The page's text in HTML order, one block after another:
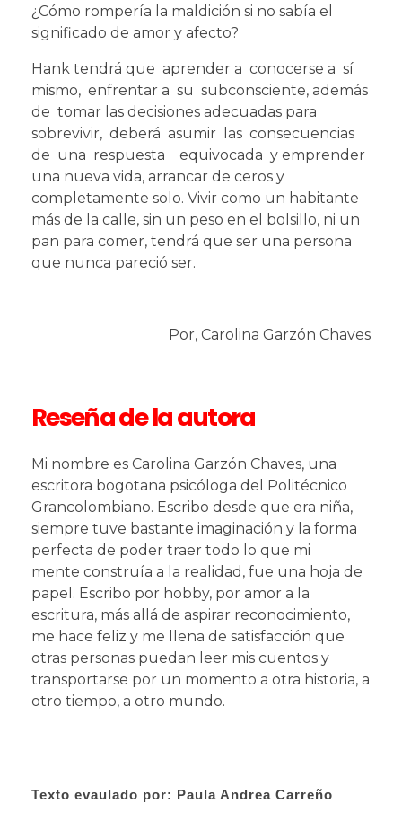
¿Cómo rompería la maldición si no sabía el
significado de amor y afecto?
Hank tendrá que aprender a conocerse a sí
mismo, enfrentar a su subconsciente, además
de tomar las decisiones adecuadas para
sobrevivir, deberá asumir las consecuencias
de una respuesta equivocada y emprender
una nueva vida, arrancar de ceros y
completamente solo. Vivir como un habitante
más de la calle, sin un peso en el bolsillo, ni un
pan para comer, tendrá que ser una persona
que nunca pareció ser.
Por, Carolina Garzón Chaves
Reseña de la autora
Mi nombre es Carolina Garzón Chaves, una
escritora bogotana psicóloga del Politécnico
Grancolombiano. Escribo desde que era niña,
siempre tuve bastante imaginación y la forma
perfecta de poder traer todo lo que mi
mente construía a la realidad, fue una hoja de
papel. Escribo por hobby, por amor a la
escritura, más allá de aspirar reconocimiento,
me hace feliz y me llena de satisfacción que
otras personas puedan leer mis cuentos y
transportarse por un momento a otra historia, a
otro tiempo, a otro mundo.
Texto evaulado por: Paula Andrea Carreño